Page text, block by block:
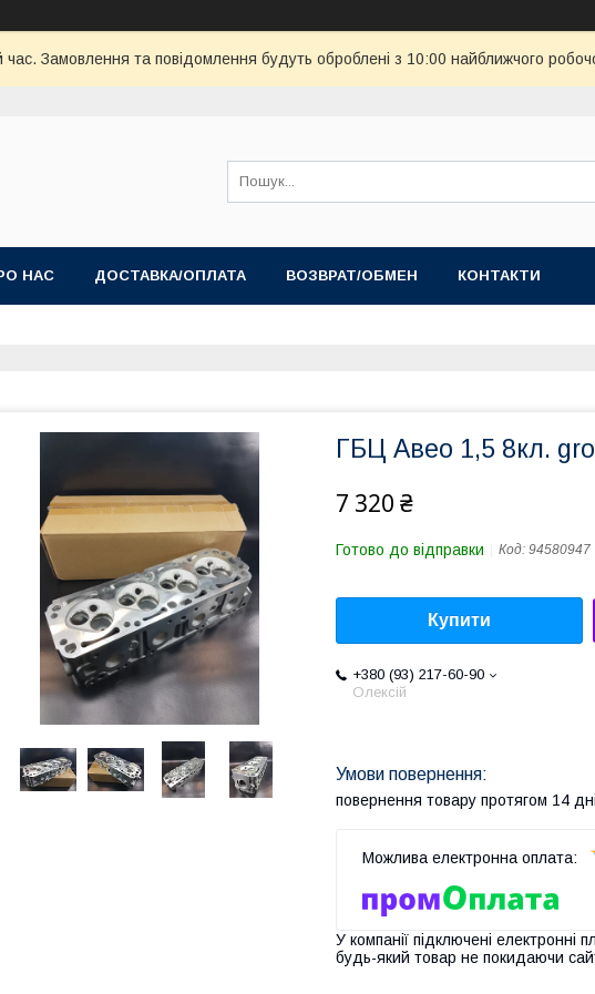
час. Замовлення та повідомлення будуть оброблені з 10:00 найближчого
НАС ДОСТАВКА/ОПЛАТА ВОЗВРАТ/ОБМЕН КОНТАКТИ
ГБЦ Авео 1,5 8кл.
7 320 ₴
Готово до відправки Код: 94580947
Купити
+380 (93) 217-60-90
Олексій
повернення товару протягом 14
У компанії підключені електронні
будь-який товар не покидаючи